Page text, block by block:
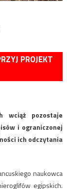
PROJEKT
wciąż pozostaje
i ograniczonej
ich odczytania
naukowca
egipskich.